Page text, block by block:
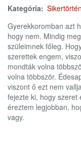
Kategória
Gyerekkoromban azt
hogy nem. Mindig
szüleimnek főleg.
szerettek engem,
mondták volna
volna többször.
viszont ő ezt nem
fejezte ki, hogy szeret
éreztem legjobban,
vagy.